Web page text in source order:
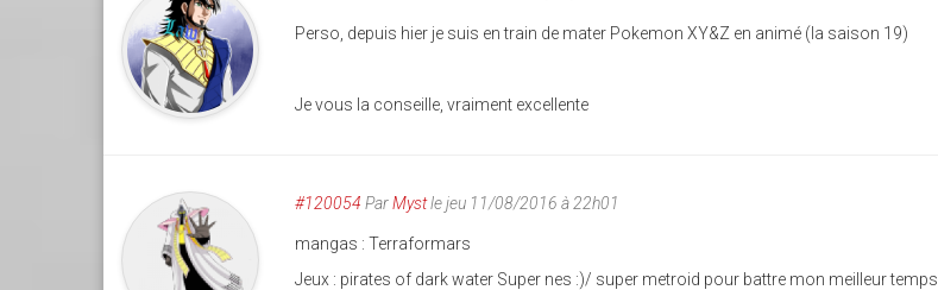
Perso, depuis hier je suis en train de mater Pokemon XY&Z en animé (la saison 19)
Je vous la conseille, vraiment excellente
#120054 ParMystle jeu 11/08/2016 à 22h01
mangas : Terraformars
Jeux : pirates of dark water Super nes :)/ super metroid pour battre mon meilleur temps